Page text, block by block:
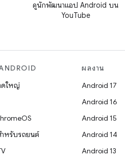
ดูนักพัฒนาแอป Android บน
YouTube
ดใหญ่
หรับรถยนต์
ผลงาน
Android 17
Android 16
Android 15
Android 14
Android 13